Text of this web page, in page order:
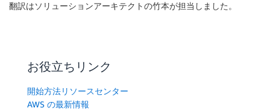
翻訳はソリューションアーキテクトの竹本が担当しました。
お役立ちリンク
開始方法リソースセンター
AWS の最新情報